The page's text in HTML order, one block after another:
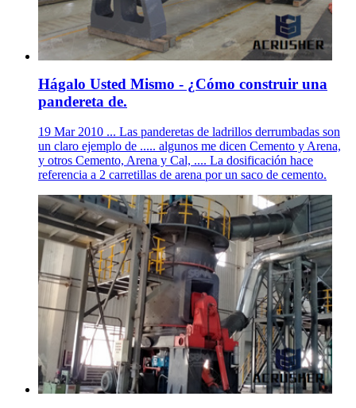
Hágalo Usted Mismo - ¿Cómo construir una
pandereta de.
19 Mar 2010 ... Las panderetas de ladrillos derrumbadas son
un claro ejemplo de ..... algunos me dicen Cemento y Arena,
y otros Cemento, Arena y Cal, .... La dosificación hace
referencia a 2 carretillas de arena por un saco de cemento.